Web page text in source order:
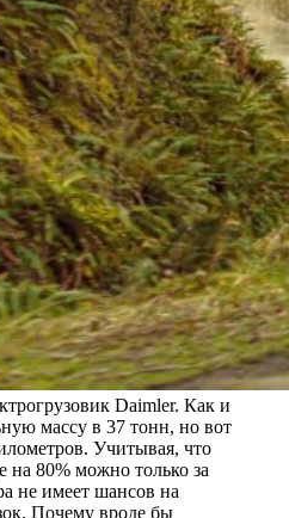
Daimler. Как и
массу в 37 тонн, но вот
Учитывая, что
на 80% можно только за
не имеет шансов на
Почему вроде бы